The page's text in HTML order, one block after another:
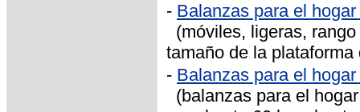
- Balanzas para el
(móviles, ligeras,
tamaño de la
- Balanzas para el
(balanzas para el